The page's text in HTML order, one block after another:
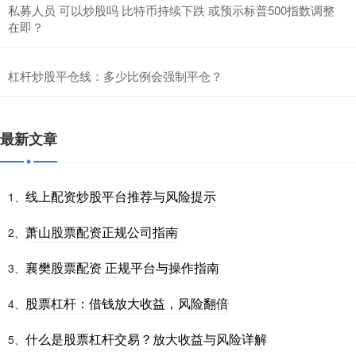
私募人员 可以炒股吗 比特币持续下跌 或预示标普500指数调整
在即？
杠杆炒股平仓线：多少比例会强制平仓？
最新文章
1、 线上配资炒股平台推荐与风险提示
2、 萧山股票配资正规公司指南
3、 襄樊股票配资 正规平台与操作指南
4、 股票杠杆：借钱放大收益，风险翻倍
5、 什么是股票杠杆交易？放大收益与风险详解